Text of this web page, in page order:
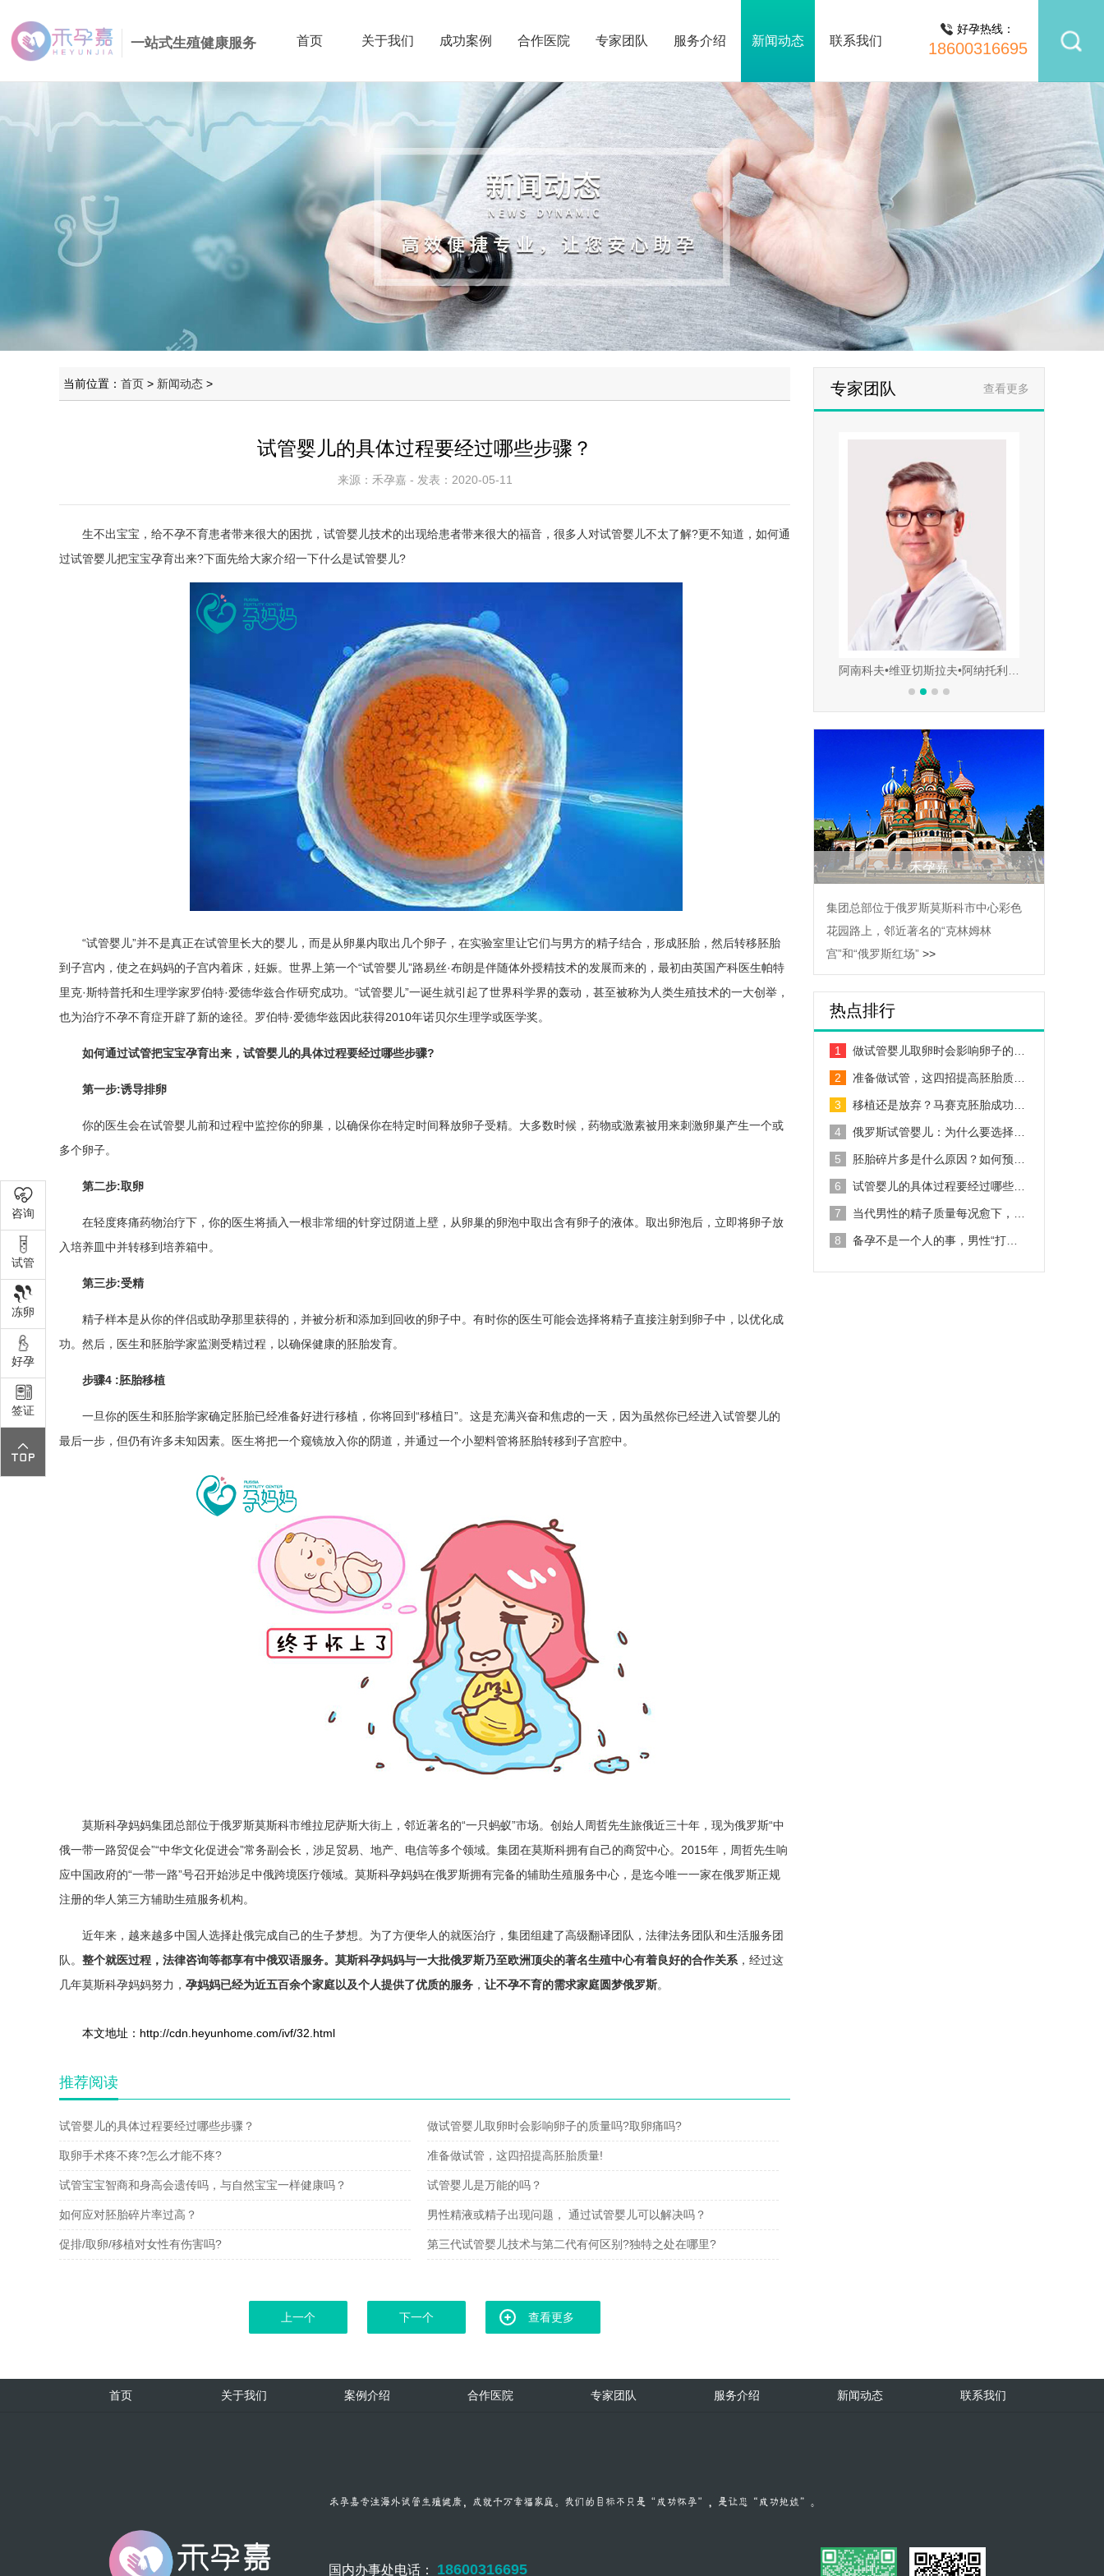
一站式生殖健康服务 首页 关于我们 成功案例 合作医院 专家团队 服务介绍 新闻动态 联系我们
好孕热线：
18600316695
当前位置： 首页 > 新闻动态 >
试管婴儿的具体过程要经过哪些步骤？
来源：禾孕嘉 - 发表：2020-05-11
生不出宝宝，给不孕不育患者带来很大的困扰，试管婴儿技术的出现给患者带来很大的福音，很多人对试管婴儿不太了解?更不知道，如何通
过试管婴儿把宝宝孕育出来?下面先给大家介绍一下什么是试管婴儿?
“试管婴儿”并不是真正在试管里长大的婴儿，而是从卵巢内取出几个卵子，在实验室里让它们与男方的精子结合，形成胚胎，然后转移胚胎
到子宫内，使之在妈妈的子宫内着床，妊娠。世界上第一个“试管婴儿”路易丝·布朗是伴随体外授精技术的发展而来的，最初由英国产科医生帕特
里克·斯特普托和生理学家罗伯特·爱德华兹合作研究成功。“试管婴儿”一诞生就引起了世界科学界的轰动，甚至被称为人类生殖技术的一大创举，
也为治疗不孕不育症开辟了新的途径。罗伯特·爱德华兹因此获得2010年诺贝尔生理学或医学奖。
如何通过试管把宝宝孕育出来，试管婴儿的具体过程要经过哪些步骤?
第一步:诱导排卵
你的医生会在试管婴儿前和过程中监控你的卵巢，以确保你在特定时间释放卵子受精。大多数时候，药物或激素被用来刺激卵巢产生一个或
多个卵子。
第二步:取卵
在轻度疼痛药物治疗下，你的医生将插入一根非常细的针穿过阴道上壁，从卵巢的卵泡中取出含有卵子的液体。取出卵泡后，立即将卵子放
入培养皿中并转移到培养箱中。
第三步:受精
精子样本是从你的伴侣或助孕那里获得的，并被分析和添加到回收的卵子中。有时你的医生可能会选择将精子直接注射到卵子中，以优化成
功。然后，医生和胚胎学家监测受精过程，以确保健康的胚胎发育。
步骤4 :胚胎移植
一旦你的医生和胚胎学家确定胚胎已经准备好进行移植，你将回到“移植日”。这是充满兴奋和焦虑的一天，因为虽然你已经进入试管婴儿的
最后一步，但仍有许多未知因素。医生将把一个窥镜放入你的阴道，并通过一个小塑料管将胚胎转移到子宫腔中。
莫斯科孕妈妈集团总部位于俄罗斯莫斯科市维拉尼萨斯大街上，邻近著名的“一只蚂蚁”市场。创始人周哲先生旅俄近三十年，现为俄罗斯“中
俄一带一路贸促会”“中华文化促进会”常务副会长，涉足贸易、地产、电信等多个领域。集团在莫斯科拥有自己的商贸中心。2015年，周哲先生响
应中国政府的“一带一路”号召开始涉足中俄跨境医疗领域。莫斯科孕妈妈在俄罗斯拥有完备的辅助生殖服务中心，是迄今唯一一家在俄罗斯正规
注册的华人第三方辅助生殖服务机构。
近年来，越来越多中国人选择赴俄完成自己的生子梦想。为了方便华人的就医治疗，集团组建了高级翻译团队，法律法务团队和生活服务团
队。 整个就医过程，法律咨询等都享有中俄双语服务。 莫斯科孕妈妈与一大批俄罗斯乃至欧洲顶尖的著名生殖中心有着良好的合作关系 ，经过这
几年莫斯科孕妈妈努力， 孕妈妈已经为近五百余个家庭以及个人提供了优质的服务 ， 让不孕不育的需求家庭圆梦俄罗斯。
本文地址：http://cdn.heyunhome.com/ivf/32.html
推荐阅读
试管婴儿的具体过程要经过哪些步骤？ 做试管婴儿取卵时会影响卵子的质量吗?取卵痛吗?
取卵手术疼不疼?怎么才能不疼? 准备做试管，这四招提高胚胎质量!
试管宝宝智商和身高会遗传吗，与自然宝宝一样健康吗？ 试管婴儿是万能的吗？
如何应对胚胎碎片率过高？ 男性精液或精子出现问题， 通过试管婴儿可以解决吗？
促排/取卵/移植对女性有伤害吗? 第三代试管婴儿技术与第二代有何区别?独特之处在哪里?
上一个 下一个 查看更多
专家团队 查看更多
巴达波夫•米哈伊尔•叶夫根维尼奇
禾孕嘉
集团总部位于俄罗斯莫斯科市中心彩色
花园路上，邻近著名的“克林姆林
宫”和“俄罗斯红场” >>
热点排行
1 做试管婴儿取卵时会影响卵子的…
2 准备做试管，这四招提高胚胎质…
3 移植还是放弃？马赛克胚胎成功…
4 俄罗斯试管婴儿：为什么要选择…
5 胚胎碎片多是什么原因？如何预…
6 试管婴儿的具体过程要经过哪些…
7 当代男性的精子质量每况愈下，…
8 备孕不是一个人的事，男性“打…
首页 关于我们 案例介绍 合作医院 专家团队 服务介绍 新闻动态 联系我们
国内办事处电话： 18600316695
咨询
试管
冻卵
好孕
签证